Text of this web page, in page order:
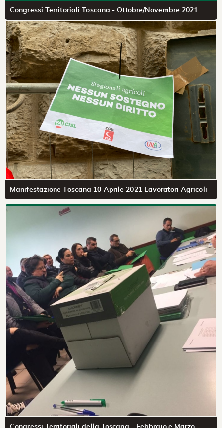
Congressi Territoriali Toscana - Ottobre/Novembre 2021
Manifestazione Toscana 10 Aprile 2021 Lavoratori Agricoli
Congressi Territoriali della Toscana - Febbraio e Marzo